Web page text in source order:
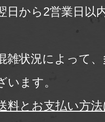
日から2営業日以
雑状況によって
います。
料とお支払い方